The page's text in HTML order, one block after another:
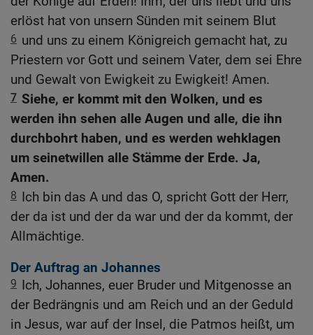
erlöst hat von unsern Sünden mit seinem Blut
6 und uns zu einem Königreich gemacht hat, zu
Priestern vor Gott und seinem Vater, dem sei Ehre
und Gewalt von Ewigkeit zu Ewigkeit! Amen.
7 Siehe, er kommt mit den Wolken, und es
werden ihn sehen alle Augen und alle, die ihn
durchbohrt haben, und es werden wehklagen
um seinetwillen alle Stämme der Erde. Ja,
Amen.
8 Ich bin das A und das O, spricht Gott der Herr,
der da ist und der da war und der da kommt, der
Allmächtige.
Der Auftrag an Johannes
9 Ich, Johannes, euer Bruder und Mitgenosse an
der Bedrängnis und am Reich und an der Geduld
in Jesus, war auf der Insel, die Patmos heißt, um